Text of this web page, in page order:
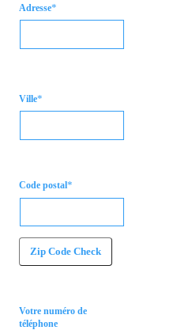
Adresse*
Ville*
Code postal*
Zip Code Check
Votre numéro de
téléphone